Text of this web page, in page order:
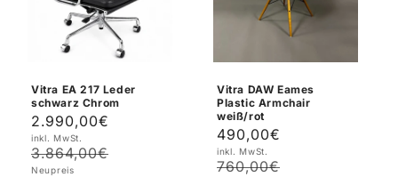
Vitra EA 217 Leder
schwarz Chrom
Verkaufspreis
2.990,00€
inkl. MwSt.
3.864,00€
Neupreis
Vitra DAW Eames
Plastic Armchair
weiß/rot
Verkaufspreis
490,00€
inkl. MwSt.
760,00€